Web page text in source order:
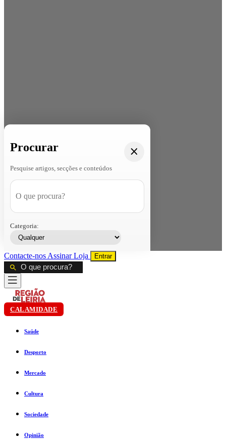
Procurar
Pesquise artigos, secções e conteúdos
Categoria:
Contacte-nos AssinarLoja Entrar
CALAMIDADE
Saúde
Desporto
Mercado
Cultura
Sociedade
Opinião